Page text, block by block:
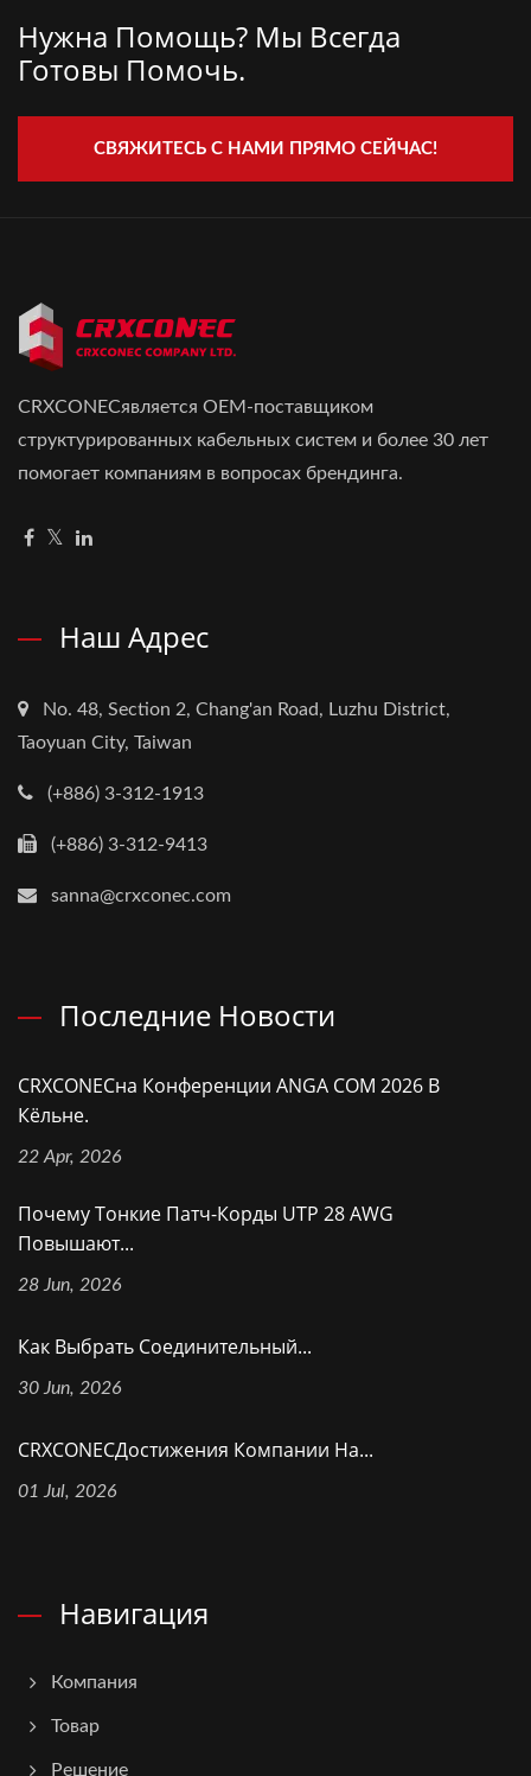
Нужна Помощь? Мы Всегда
Готовы Помочь.
СВЯЖИТЕСЬ С НАМИ ПРЯМО СЕЙЧАС!
CRXCONECявляется OEM-поставщиком
структурированных кабельных систем и более 30 лет
помогает компаниям в вопросах брендинга.
Наш Адрес
No. 48, Section 2, Chang'an Road, Luzhu District,
Taoyuan City, Taiwan
(+886) 3-312-1913
(+886) 3-312-9413
sanna@crxconec.com
Последние Новости
CRXCONECна Конференции ANGA COM 2026 В
Кёльне.
22 Apr, 2026
Почему Тонкие Патч-Корды UTP 28 AWG
Повышают...
28 Jun, 2026
Как Выбрать Соединительный...
30 Jun, 2026
CRXCONECДостижения Компании На...
01 Jul, 2026
Навигация
Компания
Товар
Решение